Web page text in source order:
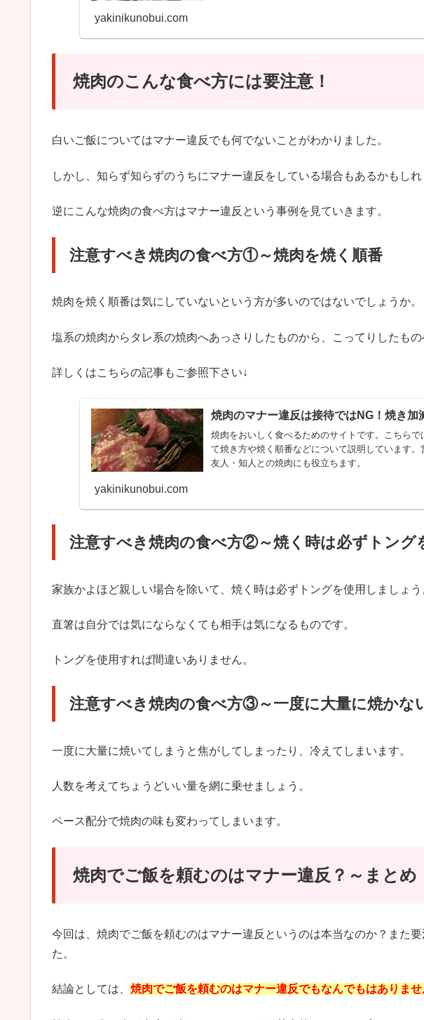
yakinikunobui.com
焼肉のこんな食べ方には要注意！
白いご飯についてはマナー違反でも何でないことがわかりました。
しかし、知らず知らずのうちにマナー違反をしている場合もあるかもしれ
逆にこんな焼肉の食べ方はマナー違反という事例を見ていきます。
注意すべき焼肉の食べ方①～焼肉を焼く順番
焼肉を焼く順番は気にしていないという方が多いのではないでしょうか。
塩系の焼肉からタレ系の焼肉へあっさりしたものから、こってりしたもの
詳しくはこちらの記事もご参照下さい↓
焼肉のマナー違反は接待ではNG！焼き加
焼肉をおいしく食べるためのサイトです。こちら
て焼き方や焼く順番などについて説明しています
友人・知人との焼肉にも役立ちます。
yakinikunobui.com
注意すべき焼肉の食べ方②～焼く時は必ずトング
家族かよほど親しい場合を除いて、焼く時は必ずトングを使用しましょう
直箸は自分では気にならなくても相手は気になるものです。
トングを使用すれば間違いありません。
注意すべき焼肉の食べ方③～一度に大量に焼かな
一度に大量に焼いてしまうと焦がしてしまったり、冷えてしまいます。
人数を考えてちょうどいい量を網に乗せましょう。
ペース配分で焼肉の味も変わってしまいます。
焼肉でご飯を頼むのはマナー違反？～まとめ
今回は、焼肉でご飯を頼むのはマナー違反というのは本当なのか？また
た。
結論としては、 焼肉でご飯を頼むのはマナー違反でもなんでもはありませ